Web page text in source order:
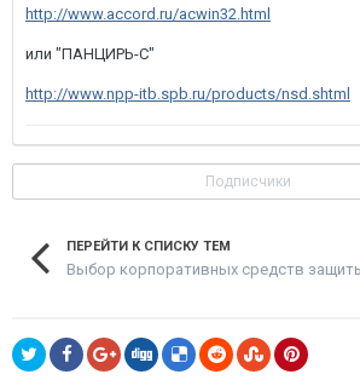
http://www.accord.ru/acwin32.html
или "ПАНЦИРЬ-С"
http://www.npp-itb.spb.ru/products/nsd.shtml
Подписчики
ПЕРЕЙТИ К СПИСКУ ТЕМ
Выбор корпоративных средств